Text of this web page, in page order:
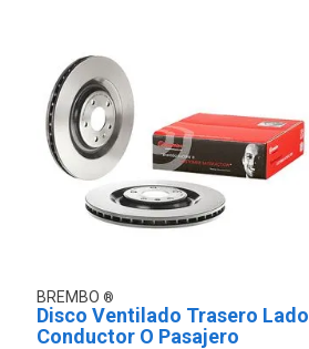
BREMBO
Disco Ventilado Trasero Lado
Conductor O Pasajero